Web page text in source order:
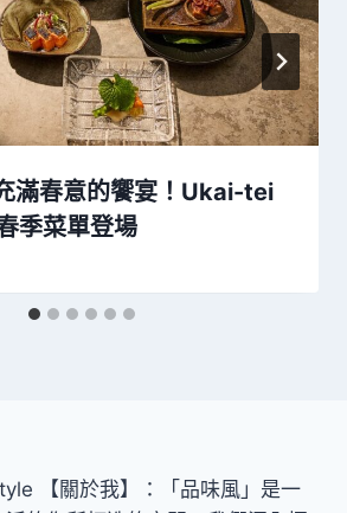
滿春意的饗宴！Ukai-tei
季菜單登場
【關於我】：「品味風」是一